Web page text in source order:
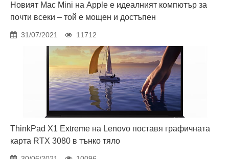
Новият Mac Mini на Apple е идеалният компютър за
почти всеки – той е мощен и достъпен
31/07/2021 11712
ThinkPad X1 Extreme на Lenovo поставя графичната
карта RTX 3080 в тънко тяло